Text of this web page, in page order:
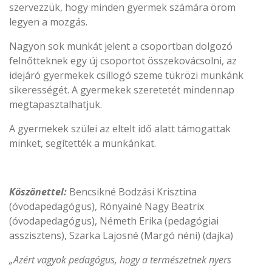
szervezzük, hogy minden gyermek számára öröm
legyen a mozgás.
Nagyon sok munkát jelent a csoportban dolgozó
felnőtteknek egy új csoportot összekovácsolni, az
idejáró gyermekek csillogó szeme tükrözi munkánk
sikerességét. A gyermekek szeretetét mindennap
megtapasztalhatjuk.
A gyermekek szülei az eltelt idő alatt támogattak
minket, segítették a munkánkat.
Köszönettel: Bencsikné Bodzási Krisztina
(óvodapedagógus), Rónyainé Nagy Beatrix
(óvodapedagógus), Németh Erika (pedagógiai
asszisztens), Szarka Lajosné (Margó néni) (dajka)
„Azért vagyok pedagógus, hogy a természetnek nyers